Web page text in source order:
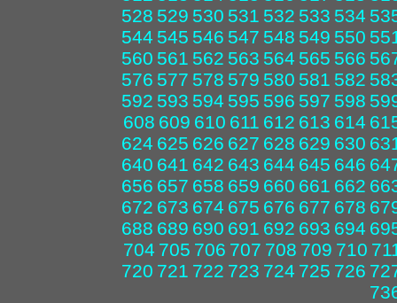
528 529 530 531 532 533 534
544 545 546 547 548 549 550
560 561 562 563 564 565 566
576 577 578 579 580 581 582
592 593 594 595 596 597 598
608 609 610 611 612 613 614
624 625 626 627 628 629 630
640 641 642 643 644 645 646
656 657 658 659 660 661 662
672 673 674 675 676 677 678
688 689 690 691 692 693 694
704 705 706 707 708 709 710
720 721 722 723 724 725 726